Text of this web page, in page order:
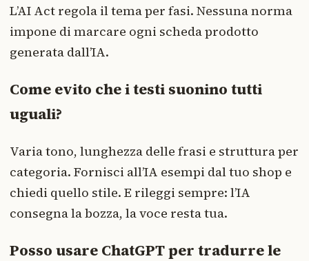
L’AI Act regola il tema per fasi. Nessuna norma
impone di marcare ogni scheda prodotto
generata dall’IA.
Come evito che i testi suonino tutti
uguali?
Varia tono, lunghezza delle frasi e struttura per
categoria. Fornisci all’IA esempi dal tuo shop e
chiedi quello stile. E rileggi sempre: l’IA
consegna la bozza, la voce resta tua.
Posso usare ChatGPT per tradurre le